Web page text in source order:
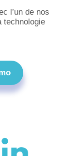
l’un de nos
technologie